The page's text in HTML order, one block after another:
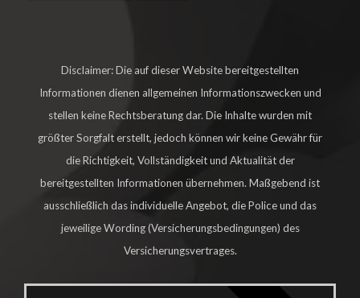
Disclaimer: Die auf dieser Website bereitgestellten
Informationen dienen allgemeinen Informationszwecken und
stellen keine Rechtsberatung dar. Die Inhalte wurden mit
größter Sorgfalt erstellt, jedoch können wir keine Gewähr für
die Richtigkeit, Vollständigkeit und Aktualität der
bereitgestellten Informationen übernehmen. Maßgebend ist
ausschließlich das individuelle Angebot, die Police und das
jeweilige Wording (Versicherungsbedingungen) des
Versicherungsvertrages.